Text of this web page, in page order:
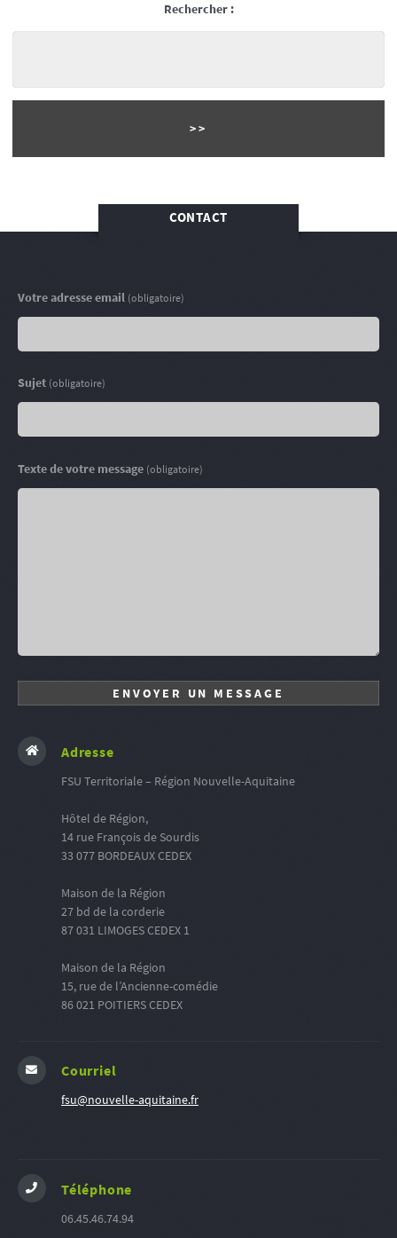
Rechercher :
CONTACT
Votre adresse email (obligatoire)
Sujet (obligatoire)
Texte de votre message (obligatoire)
Adresse
FSU Territoriale – Région Nouvelle-Aquitaine
Hôtel de Région,
14 rue François de Sourdis
33 077 BORDEAUX CEDEX
Maison de la Région
27 bd de la corderie
87 031 LIMOGES CEDEX 1
Maison de la Région
15, rue de l’Ancienne-comédie
86 021 POITIERS CEDEX
Courriel
fsu@nouvelle-aquitaine.fr
Téléphone
06.45.46.74.94